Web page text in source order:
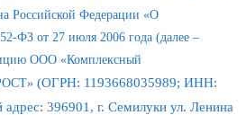
Российской Федерации «О
ФЗ от 27 июля 2006 года (далее –
ООО «Комплексный
(ОГРН: 1193668035989; ИНН:
адрес: 396901, г. Семилуки ул. Ленина